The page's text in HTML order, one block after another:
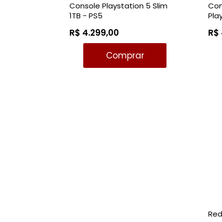
Console Playstation 5 Slim
1TB - PS5
R$ 4.299,00
Comprar